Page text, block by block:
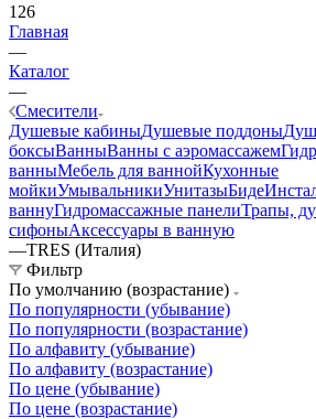
126
Главная
—
Каталог
—
Смесители
Душевые кабиныДушевые поддоны
боксыВанныВанны с аэромассажем
ванныМебель для ваннойКухонные
мойкиУмывальникиУнитазыБиде
ваннуГидромассажные панелиТрапы,
сифоныАксессуары в ванную
—TRES (Италия)
Фильтр
По умолчанию (возрастание)
По популярности (убывание)
По популярности (возрастание)
По алфавиту (убывание)
По алфавиту (возрастание)
По цене (убывание)
По цене (возрастание)